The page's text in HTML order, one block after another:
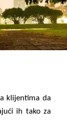
klijentima da
ih tako za